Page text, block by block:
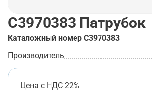
C3970383 Патрубок
Каталожный номер C3970383
Производитель
Цена с НДС 22%